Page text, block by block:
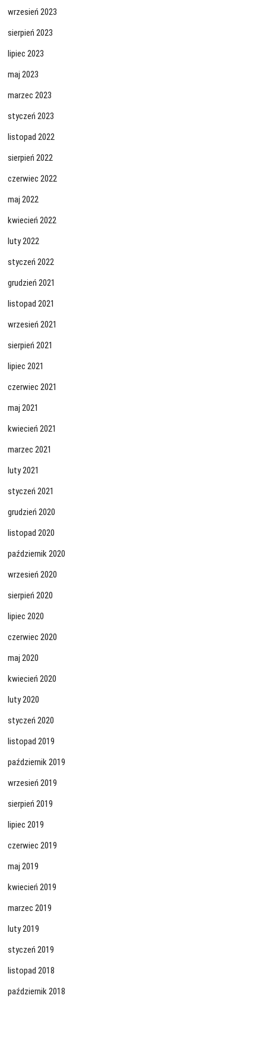
wrzesień 2023
sierpień 2023
lipiec 2023
maj 2023
marzec 2023
styczeń 2023
listopad 2022
sierpień 2022
czerwiec 2022
maj 2022
kwiecień 2022
luty 2022
styczeń 2022
grudzień 2021
listopad 2021
wrzesień 2021
sierpień 2021
lipiec 2021
czerwiec 2021
maj 2021
kwiecień 2021
marzec 2021
luty 2021
styczeń 2021
grudzień 2020
listopad 2020
październik 2020
wrzesień 2020
sierpień 2020
lipiec 2020
czerwiec 2020
maj 2020
kwiecień 2020
luty 2020
styczeń 2020
listopad 2019
październik 2019
wrzesień 2019
sierpień 2019
lipiec 2019
czerwiec 2019
maj 2019
kwiecień 2019
marzec 2019
luty 2019
styczeń 2019
listopad 2018
październik 2018